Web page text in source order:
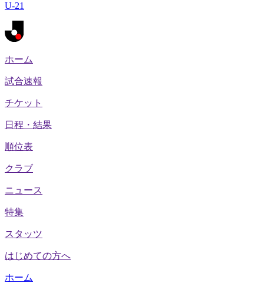
U-21
ホーム
試合速報
チケット
日程・結果
順位表
クラブ
ニュース
特集
スタッツ
はじめての方へ
ホーム